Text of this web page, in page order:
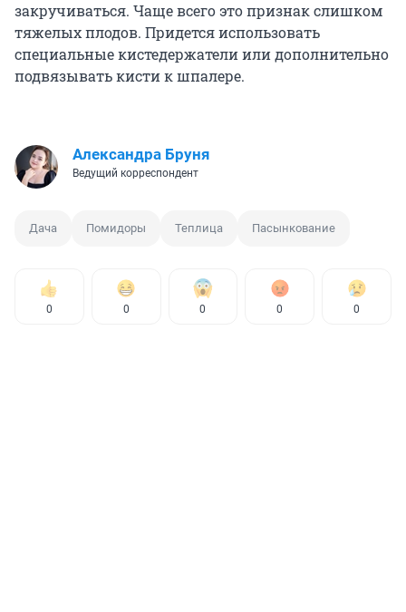
закручиваться. Чаще всего это признак слишком
тяжелых плодов. Придется использовать
специальные кистедержатели или дополнительно
подвязывать кисти к шпалере.
Александра Бруня
Ведущий корреспондент
Дача Помидоры Теплица Пасынкование
0 0 0 0 0